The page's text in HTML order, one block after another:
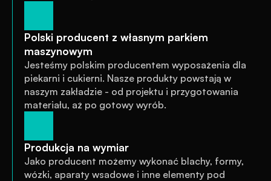
Polski producent z własnym parkiem
maszynowym
Jesteśmy polskim producentem wyposażenia dla
piekarni i cukierni. Nasze produkty powstają w
naszym zakładzie - od projektu i przygotowania
materiału, aż po gotowy wyrób.
Produkcja na wymiar
Jako producent możemy wykonać blachy, formy,
wózki, aparaty wsadowe i inne elementy pod